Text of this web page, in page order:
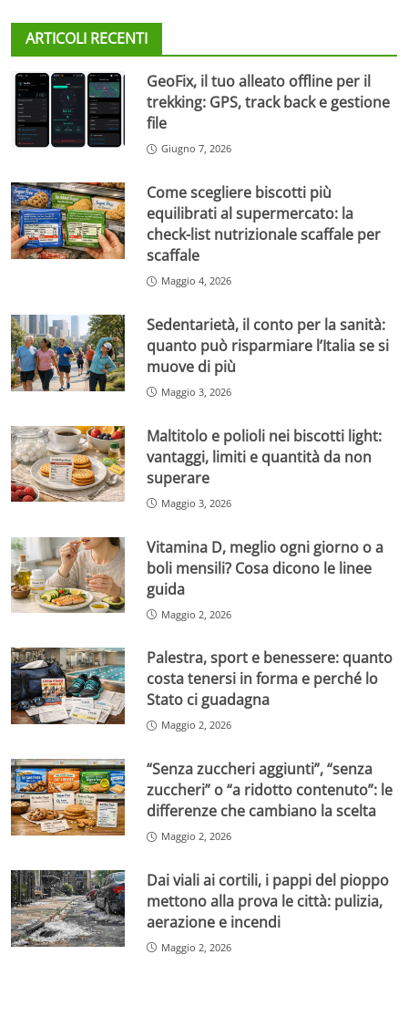
ARTICOLI RECENTI
GeoFix, il tuo alleato offline per il
trekking: GPS, track back e gestione
file
Giugno 7, 2026
Come scegliere biscotti più
equilibrati al supermercato: la
check-list nutrizionale scaffale per
scaffale
Maggio 4, 2026
Sedentarietà, il conto per la sanità:
quanto può risparmiare l’Italia se si
muove di più
Maggio 3, 2026
Maltitolo e polioli nei biscotti light:
vantaggi, limiti e quantità da non
superare
Maggio 3, 2026
Vitamina D, meglio ogni giorno o a
boli mensili? Cosa dicono le linee
guida
Maggio 2, 2026
Palestra, sport e benessere: quanto
costa tenersi in forma e perché lo
Stato ci guadagna
Maggio 2, 2026
“Senza zuccheri aggiunti”, “senza
zuccheri” o “a ridotto contenuto”: le
differenze che cambiano la scelta
Maggio 2, 2026
Dai viali ai cortili, i pappi del pioppo
mettono alla prova le città: pulizia,
aerazione e incendi
Maggio 2, 2026